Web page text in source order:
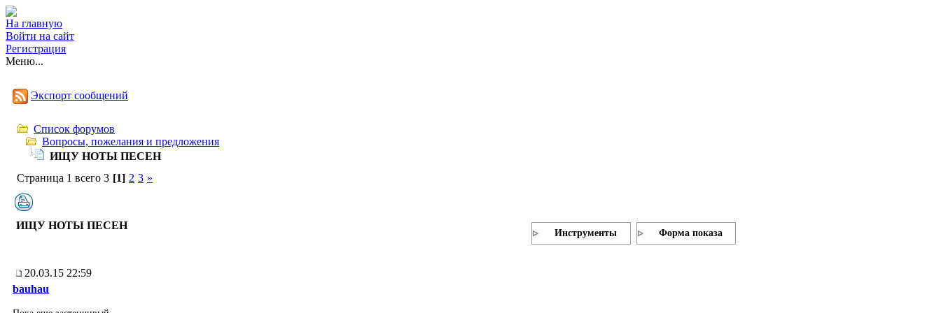
На главную
Войти на сайт
Регистрация
Меню...
Экспорт сообщений
Список форумов
Вопросы, пожелания и предложения
ИЩУ НОТЫ ПЕСЕН
Страница 1 всего 3 [1] 2 3 »
ИЩУ НОТЫ ПЕСЕН
Инструменты Форма показа
20.03.15 22:59
bauhau